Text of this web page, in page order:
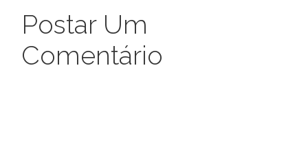
Postar Um
Comentário